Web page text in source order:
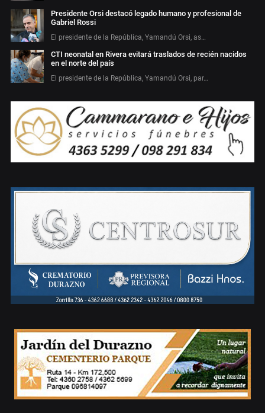
Presidente Orsi destacó legado humano y profesional de
Gabriel Rossi
El presidente de la República, Yamandú Orsi, as…
CTI neonatal en Rivera evitará traslados de recién nacidos
en el norte del país
El presidente de la República, Yamandú Orsi, par…